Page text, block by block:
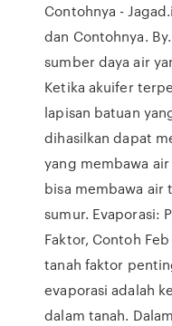
Contohnya -
dan Contohnya.
sumber daya air
Ketika akuifer
lapisan batuan
dihasilkan dapat
yang membawa
bisa membawa air
sumur. Evaporasi:
Faktor, Contoh
tanah faktor
evaporasi adalah
dalam tanah.